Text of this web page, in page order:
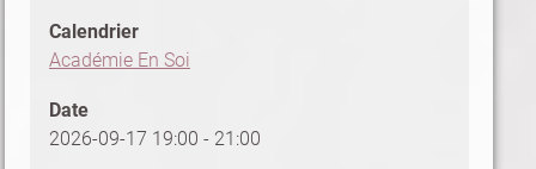
Calendrier
Académie En Soi
Date
2026-09-17 19:00 - 21:00